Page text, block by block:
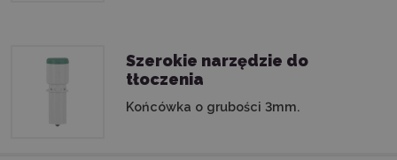
Szerokie narzędzie do
tłoczenia
Końcówka o grubości 3mm.